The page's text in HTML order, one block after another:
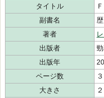
タイトル
副書名
著者
出版者
出版年
ページ数
大きさ